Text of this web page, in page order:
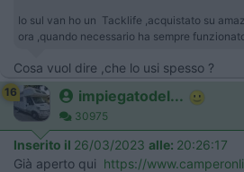
Io sul van ho un Tacklife ,acquistato su
ora ,quando necessario ha sempre
Cosa vuol dire ,che lo usi spesso ?
16 impiegatodel...
30975
Inserito il 26/03/2023 alle: 20:26:17
Già aperto qui https://